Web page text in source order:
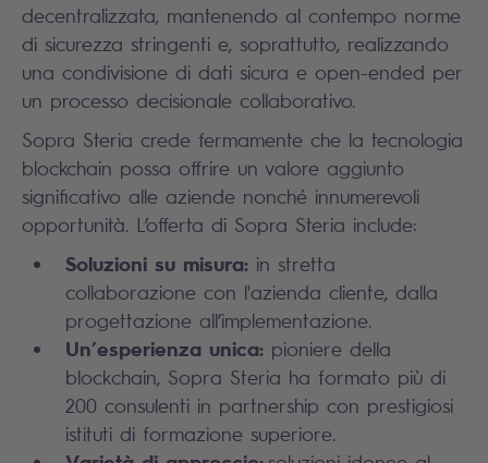
decentralizzata, mantenendo al contempo norme
di sicurezza stringenti e, soprattutto, realizzando
una condivisione di dati sicura e open-ended per
un processo decisionale collaborativo.
Sopra Steria crede fermamente che la tecnologia
blockchain possa offrire un valore aggiunto
significativo alle aziende nonché innumerevoli
opportunità. L’offerta di Sopra Steria include:
Soluzioni su misura: in stretta
collaborazione con l'azienda cliente, dalla
progettazione all’implementazione.
Un’esperienza unica: pioniere della
blockchain, Sopra Steria ha formato più di
200 consulenti in partnership con prestigiosi
istituti di formazione superiore.